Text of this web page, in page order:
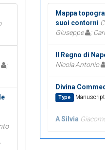
;
Mappa
suoi contorni
Giuseppe
;
Il Regno di
Nicola Antonio
Divina
Type Manuscript
A Silvia